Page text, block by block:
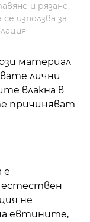
и рязане,
използва за
материал
лични
влакна в
причиняват
е
естествен
не
евтините,